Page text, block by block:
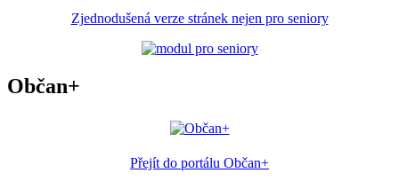
Zjednodušená verze stránek nejen pro seniory
Občan+
Přejít do portálu Občan+